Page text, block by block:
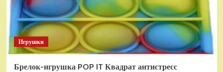
Игрушки
Брелок-игрушка POP IT Квадрат антистресс